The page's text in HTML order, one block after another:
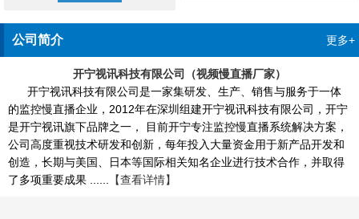
公司简介 更多+
开宁视讯科技有限公司（视频慢直播厂家）
开宁视讯科技有限公司是一家集研发、生产、销售与服务于一体
的监控慢直播企业，2012年在深圳组建开宁视讯科技有限公司，开宁
是开宁视讯旗下品牌之一， 目前开宁专注监控慢直播系统解决方案，
公司高度重视技术研发和创新，每年投入大量资金用于新产品开发和
创造，长期与美国、日本等国际相关知名企业进行技术合作，并取得
了多项重要成果 ......
【查看详情】